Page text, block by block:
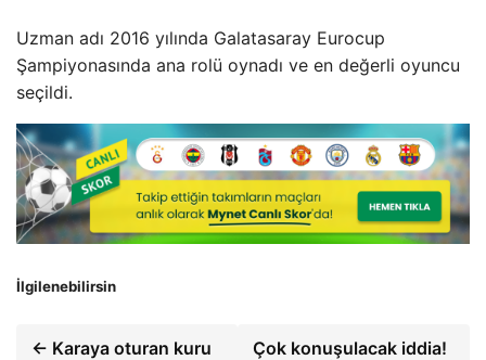
Uzman adı 2016 yılında Galatasaray Eurocup
Şampiyonasında ana rolü oynadı ve en değerli oyuncu
seçildi.
İlgilenebilirsin
← Karaya oturan kuru
Çok konuşulacak iddia!